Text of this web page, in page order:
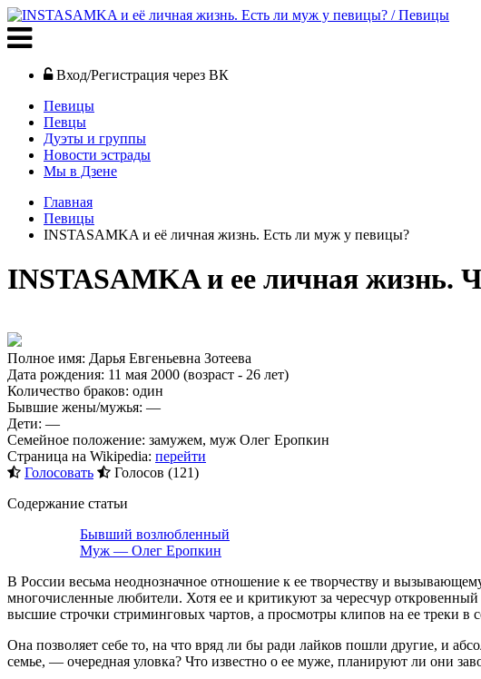
Вход/Регистрация через ВК
Певицы
Певцы
Дуэты и группы
Новости эстрады
Мы в Дзене
Главная
Певицы
INSTASAMKA и её личная жизнь. Есть ли муж у певицы?
INSTASAMKA и ее личная жизнь.
Полное имя: Дарья Евгеньевна Зотеева
Дата рождения: 11 мая 2000 (возраст - 26 лет)
Количество браков: один
Бывшие жены/мужья: —
Дети: —
Семейное положение: замужем, муж Олег Еропкин
Страница на Wikipedia: перейти
Голосовать
Голосов (121)
Содержание статьи
Бывший возлюбленный
Муж — Олег Еропкин
В России весьма неоднозначное отношение к ее творчеству и
многочисленные любители. Хотя ее и критикуют за чересчур
высшие строчки стриминговых чартов, а просмотры клипов на ее треки в
Она позволяет себе то, на что вряд ли бы ради лайков пошли другие, и
семье, — очередная уловка? Что известно о ее муже, планируют ли они